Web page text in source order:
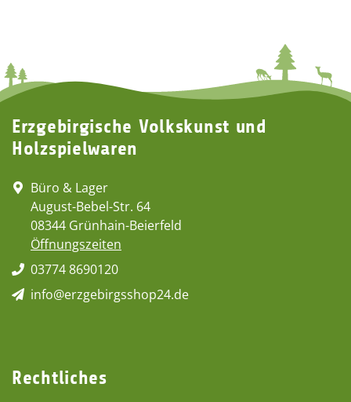
Erzgebirgische Volkskunst und
Holzspielwaren
Büro & Lager
August-Bebel-Str. 64
08344 Grünhain-Beierfeld
Öffnungszeiten
03774 8690120
info@erzgebirgsshop24.de
Rechtliches